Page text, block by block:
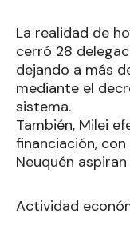
La realidad de
cerró 28
dejando a más
mediante el
sistema.
También, Milei
financiación,
Neuquén
Actividad